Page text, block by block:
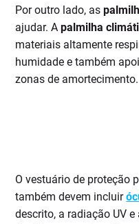
Por outro lado, as
ajudar. Apalmilha
materiais altamente
humidade e também
zonas de amortecimento.
O vestuário de proteção
também devem incluir
descrito, a radiação UV